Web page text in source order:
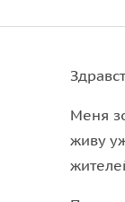
замок в
хозяин
двух
Меня
живу